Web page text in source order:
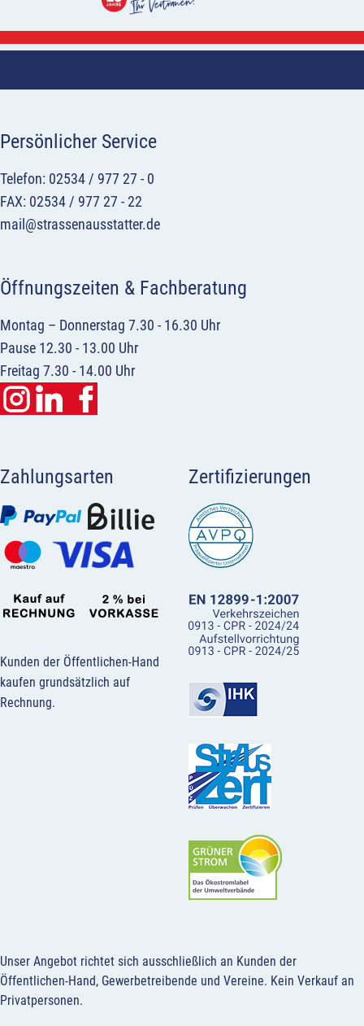
Persönlicher Service
Telefon: 02534 / 977 27 - 0
FAX: 02534 / 977 27 - 22
mail@strassenausstatter.de
Öffnungszeiten & Fachberatung
Montag – Donnerstag 7.30 - 16.30 Uhr
Pause 12.30 - 13.00 Uhr
Freitag 7.30 - 14.00 Uhr
Zahlungsarten
Kunden der Öffentlichen-Hand
kaufen grundsätzlich auf
Rechnung.
Zertifizierungen
Unser Angebot richtet sich ausschließlich an Kunden der
Öffentlichen-Hand, Gewerbetreibende und Vereine. Kein Verkauf an
Privatpersonen.